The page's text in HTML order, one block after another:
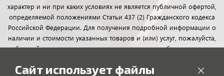
характер и ни при каких условиях не является публичной офертой,
определяемой положениями Статьи 437 (2) Гражданского кодекса
Российской Федерации. Для получения подробной информации о
наличии и стоимости указанных товаров и (или) услуг, пожалуйста,
обращайтесь к менеджерам отдела клиентского обслуживания с
Сайт использует файлы